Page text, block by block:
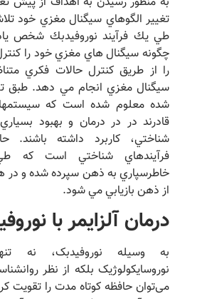
تغيير الگوهاي سيگنال مغزي خود
طي يك فرآيند نوروفيدبك شخص
چگونه سيگنال هاي مغزي خود را كنترل
را از طريق كنترل حالات فكري
سيگنال مغزي انجام مي دهد. طبق
شده معلوم شده است كه
قادرند در در درمان و بهبود بسياري
شناختي، كاربرد داشته باشند.
فرآيندهاي شناختي است كه
خاطرسپاري به ذهن سپرده شده و در
از ذهن بازيابي مي شود.
درمان آلزایمر با
به وسیله نوروفیدبک، نه
نوروسایکولوژیک بلکه از نظر
می‌توان حافظه کوتاه مدت را تقویت